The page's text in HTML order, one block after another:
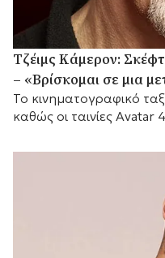
Τζέιμς Κάμερον:
– «Βρίσκομαι σε μια
Το κινηματογραφικό
καθώς οι ταινίες
αντίστοιχα